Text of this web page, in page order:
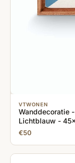
VTWONEN
Wanddecoratie
Lichtblauw -
€50